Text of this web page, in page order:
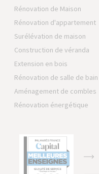
Rénovation de Maison
Rénovation d'appartement
Surélévation de maison
Construction de véranda
Extension en bois
Rénovation de salle de bain
Aménagement de combles
Rénovation énergétique